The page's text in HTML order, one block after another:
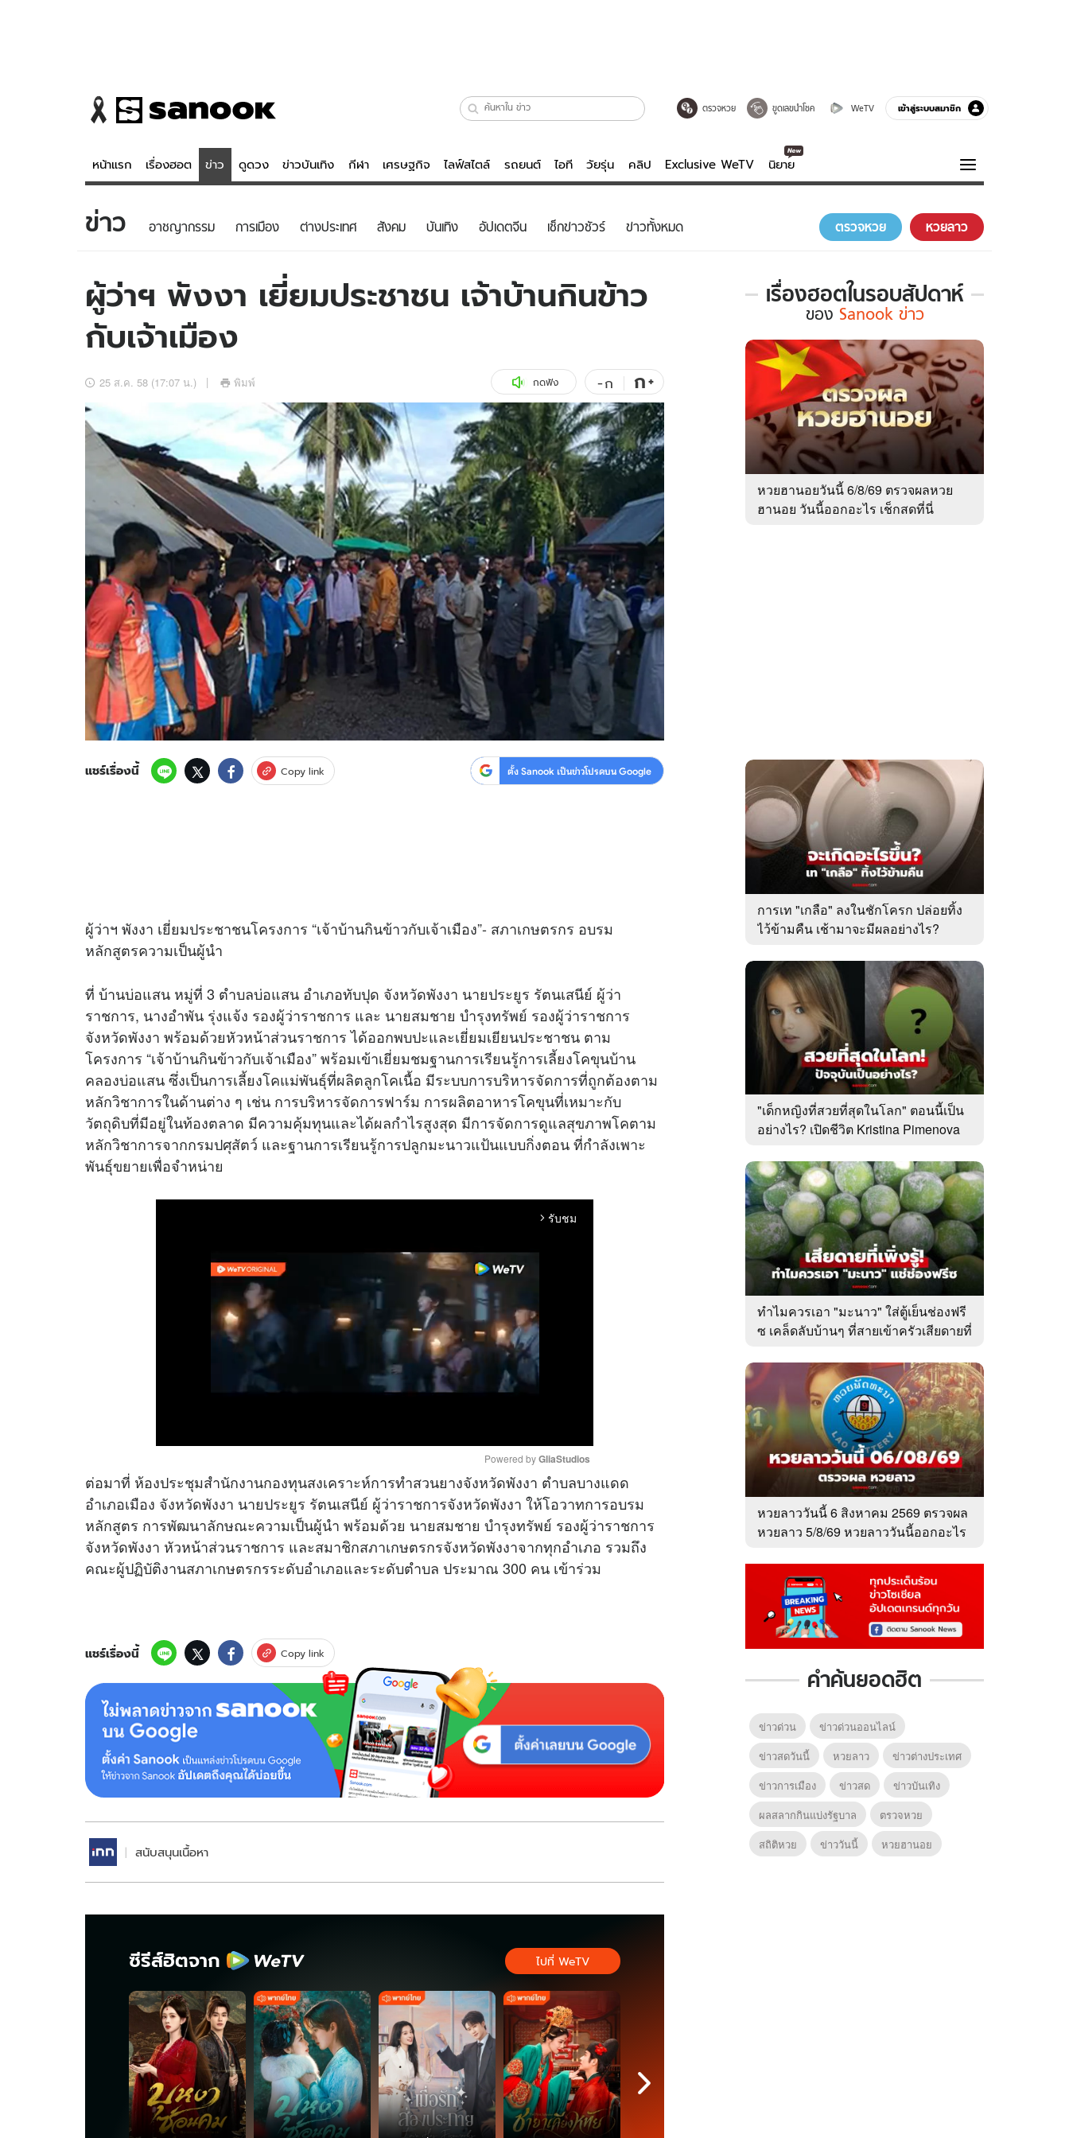
ตรวจหวย ขูดเลขนำโชค WeTV เข้าสู่ระบบสมาชิก
หน้าแรก เรื่องฮอต ข่าว ดูดวง ข่าวบันเทิง กีฬา เศรษฐกิจ ไลฟ์สไตล์ รถยนต์ ไอที วัยรุ่น คลิป Exclusive WeTV นิยาย
ข่าว
ข่าวบันเทิง
ข่าวกีฬา
ข่าวเศรษฐกิจ
อัปเดตจีน
เช็กข่าวชัวร์
ดูดวง - ตรวจหวย
สถิติหวยไทย
ไลฟ์สไตล์
วัยรุ่น
สุขภาพ
เที่ยว-กิน
Tasteful Thailand
Sanook Choice
บันเทิงครบรส
ดูทีวี
WeTV
Exclusive WeTV
นิยาย
ความรู้รอบตัว
ฮาวทู
ดาวน์โหลดสนุกแอปฟรี ติดตามสนุกโซเชียลได้ที่
สงวนลิขสิทธิ์ ©2569บริษัท อิมเมจ ฟิวเจอร์ (ประเทศไทย) จำกัด
ข่าว อาชญากรรม การเมือง ต่างประเทศ สังคม บันเทิง อัปเดตจีน เช็กข่าวชัวร์ ข่าวทั้งหมด ตรวจหวย หวยลาว
ผู้ว่าฯ พังงา เยี่ยมประชาชน เจ้าบ้านกินข้าว
กับเจ้าเมือง
25 ส.ค. 58 (17:07 น.) พิมพ์ กดฟัง -ก ก+
แชร์เรื่องนี้ Copy link ตั้ง Sanook เป็นข่าวโปรดบน Google
ผู้ว่าฯ พังงา เยี่ยมประชาชนโครงการ “เจ้าบ้านกินข้าวกับเจ้าเมือง”- สภาเกษตรกร อบรม
หลักสูตรความเป็นผู้นำ
ที่ บ้านบ่อแสน หมู่ที่ 3 ตำบลบ่อแสน อำเภอทับปุด จังหวัดพังงา นายประยูร รัตนเสนีย์ ผู้ว่า
ราชการ, นางอำพัน รุ่งแจ้ง รองผู้ว่าราชการ และ นายสมชาย บำรุงทรัพย์ รองผู้ว่าราชการ
จังหวัดพังงา พร้อมด้วยหัวหน้าส่วนราชการ ได้ออกพบปะและเยี่ยมเยียนประชาชน ตาม
โครงการ “เจ้าบ้านกินข้าวกับเจ้าเมือง” พร้อมเข้าเยี่ยมชมฐานการเรียนรู้การเลี้ยงโคขุนบ้าน
คลองบ่อแสน ซึ่งเป็นการเลี้ยงโคแม่พันธุ์ที่ผลิตลูกโคเนื้อ มีระบบการบริหารจัดการที่ถูกต้องตาม
หลักวิชาการในด้านต่าง ๆ เช่น การบริหารจัดการฟาร์ม การผลิตอาหารโคขุนที่เหมาะกับ
วัตถุดิบที่มีอยู่ในท้องตลาด มีความคุ้มทุนและได้ผลกำไรสูงสุด มีการจัดการดูแลสุขภาพโคตาม
หลักวิชาการจากกรมปศุสัตว์ และฐานการเรียนรู้การปลูกมะนาวแป้นแบบกิ่งตอน ที่กำลังเพาะ
พันธุ์ขยายเพื่อจำหน่าย
arrow_forward_ios รับชม
M
u
t
e
Powered by GliaStudios
ต่อมาที่ ห้องประชุมสำนักงานกองทุนสงเคราะห์การทำสวนยางจังหวัดพังงา ตำบลบางแดด
อำเภอเมือง จังหวัดพังงา นายประยูร รัตนเสนีย์ ผู้ว่าราชการจังหวัดพังงา ให้โอวาทการอบรม
หลักสูตร การพัฒนาลักษณะความเป็นผู้นำ พร้อมด้วย นายสมชาย บำรุงทรัพย์ รองผู้ว่าราชการ
จังหวัดพังงา หัวหน้าส่วนราชการ และสมาชิกสภาเกษตรกรจังหวัดพังงาจากทุกอำเภอ รวมถึง
คณะผู้ปฏิบัติงานสภาเกษตรกรระดับอำเภอและระดับตำบล ประมาณ 300 คน เข้าร่วม
แชร์เรื่องนี้ Copy link
สนับสนุนเนื้อหา
ซีรีส์ฮิตจาก ไปที่ WeTV
เรื่องฮอตในรอบสัปดาห์
เรื่อง
ใน
รอบ
สัปดาห์
Sanook
ข่าว
ของ Sanook ข่าว
หวยฮานอยวันนี้ 6/8/69 ตรวจผลหวย
ฮานอย วันนี้ออกอะไร เช็กสดที่นี่
การเท "เกลือ" ลงในชักโครก ปล่อยทิ้ง
ไว้ข้ามคืน เช้ามาจะมีผลอย่างไร?
"เด็กหญิงที่สวยที่สุดในโลก" ตอนนี้เป็น
อย่างไร? เปิดชีวิต Kristina Pimenova
ทำไมควรเอา "มะนาว" ใส่ตู้เย็นช่องฟรี
ซ เคล็ดลับบ้านๆ ที่สายเข้าครัวเสียดายที่
หวยลาววันนี้ 6 สิงหาคม 2569 ตรวจผล
หวยลาว 5/8/69 หวยลาววันนี้ออกอะไร
คำค้นยอดฮิต
ข่าวด่วน
ข่าวด่วนออนไลน์
ข่าวสดวันนี้
หวยลาว
ข่าวต่างประเทศ
ข่าวการเมือง
ข่าวสด
ข่าวบันเทิง
ผลสลากกินแบ่งรัฐบาล
ตรวจหวย
สถิติหวย
ข่าววันนี้ หวยฮานอย